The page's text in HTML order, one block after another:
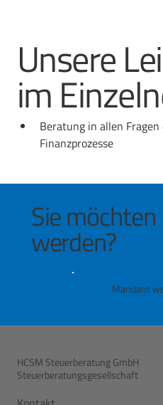
Unsere
im
Beratung in allen
Finanzprozesse
Sie
werden?
Mandant
HCSM Steuerberatung GmbH
Steuerberatungsgesellschaft